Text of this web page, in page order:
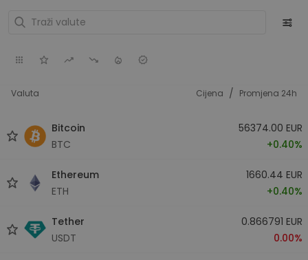
Valuta Cijena / Promjena 24h
Bitcoin
BTC
56374.00 EUR
+0.40%
Ethereum
ETH
1660.44 EUR
+0.40%
Tether
USDT
0.866791 EUR
0.00%